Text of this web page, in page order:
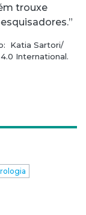
trouxe
Katia Sartori/
International.